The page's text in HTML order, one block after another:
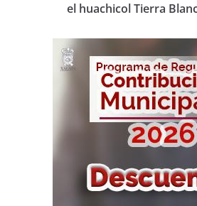
el huachicol Tierra